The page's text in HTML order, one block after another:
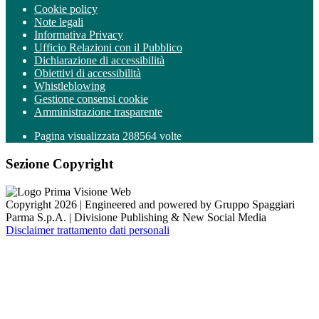
Cookie policy
Note legali
Informativa Privacy
Ufficio Relazioni con il Pubblico
Dichiarazione di accessibilità
Obiettivi di accessibilità
Whistleblowing
Gestione consensi cookie
Amministrazione trasparente
Pagina visualizzata 288564 volte
Sezione Copyright
Copyright 2026 | Engineered and powered by Gruppo Spaggiari
Parma S.p.A. | Divisione Publishing & New Social Media
Disclaimer trattamento dati personali